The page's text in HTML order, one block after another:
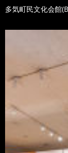
多気町民文化会館